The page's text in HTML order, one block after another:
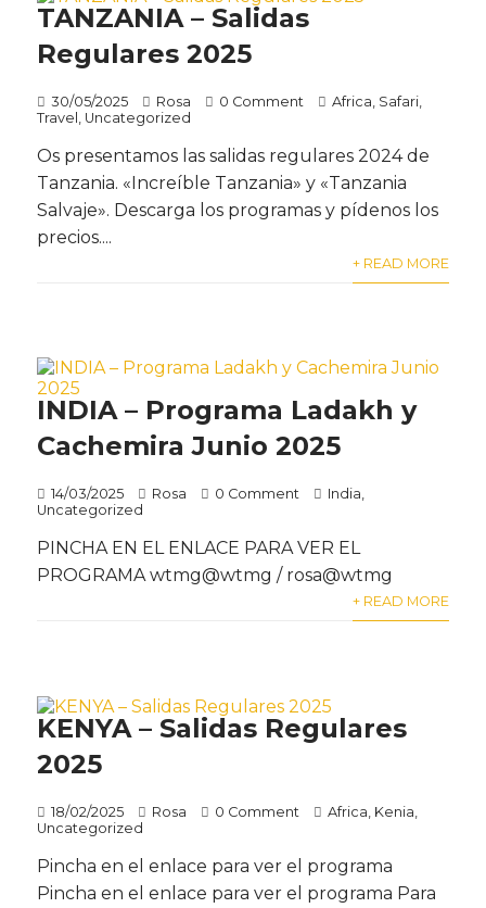
TANZANIA – Salidas
Regulares 2025
30/05/2025 Rosa 0 Comment Africa Safari
Travel
Uncategorized
Os presentamos las salidas regulares 2024 de
Tanzania. «Increíble Tanzania» y «Tanzania
Salvaje». Descarga los programas y pídenos los
precios....
+ READ MORE
INDIA – Programa Ladakh y
Cachemira Junio 2025
14/03/2025 Rosa 0 Comment India
Uncategorized
PINCHA EN EL ENLACE PARA VER EL
PROGRAMA wtmg@wtmg / rosa@wtmg
+ READ MORE
KENYA – Salidas Regulares
2025
18/02/2025 Rosa 0 Comment Africa Kenia
Uncategorized
Pincha en el enlace para ver el programa
Pincha en el enlace para ver el programa Para